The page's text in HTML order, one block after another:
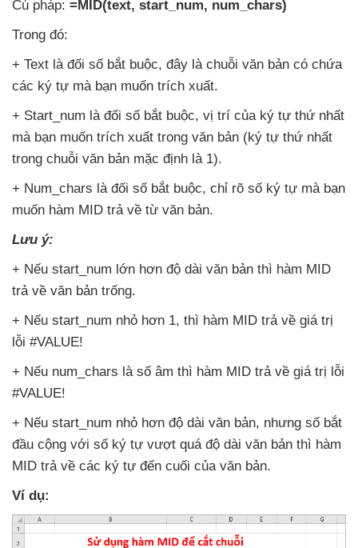
Cú pháp: =MID(text, start_num, num_chars)
Trong đó:
+ Text là đối số bắt buộc, đây là chuỗi văn bản có chứa
các ký tự mà bạn muốn trích xuất.
+ Start_num là đối số bắt buộc, vị trí của ký tự thứ nhất
mà bạn muốn trích xuất trong văn bản (ký tự thứ nhất
trong chuỗi văn bản mặc định là 1).
+ Num_chars là đối số bắt buộc, chỉ rõ số ký tự mà bạn
muốn hàm MID trả về từ văn bản.
Lưu ý:
+ Nếu start_num lớn hơn độ dài văn bản thì hàm MID
trả về văn bản trống.
+ Nếu start_num nhỏ hơn 1, thì hàm MID trả về giá trị
lỗi #VALUE!
+ Nếu num_chars là số âm thì hàm MID trả về giá trị lỗi
#VALUE!
+ Nếu start_num nhỏ hơn độ dài văn bản, nhưng số bắt
đầu cộng với số ký tự vượt quá độ dài văn bản thì hàm
MID trả về các ký tự đến cuối của văn bản.
Ví dụ: